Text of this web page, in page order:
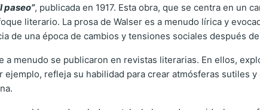
paseo”, publicada en 1917. Esta obra, que se centra en un
literario. La prosa de Walser es a menudo lírica y
de una época de cambios y tensiones sociales después
menudo se publicaron en revistas literarias. En ellos,
ejemplo, refleja su habilidad para crear atmósferas sutiles